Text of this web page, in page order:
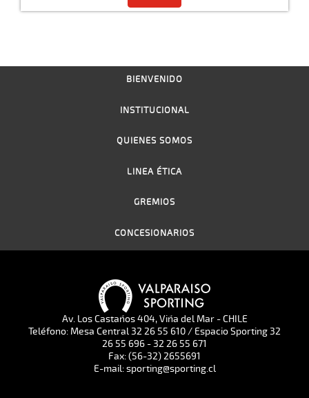
BIENVENIDO
INSTITUCIONAL
QUIENES SOMOS
LINEA ÉTICA
GREMIOS
CONCESIONARIOS
Av. Los Castaños 404, Viña del Mar - CHILE
Teléfono: Mesa Central 32 26 55 610 / Espacio Sporting 32
26 55 696 - 32 26 55 671
Fax: (56-32) 2655691
E-mail: sporting@sporting.cl